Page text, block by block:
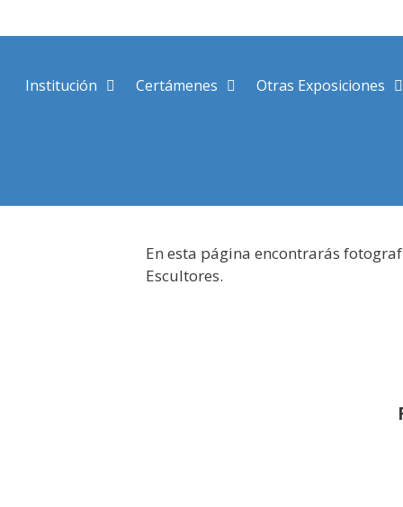
al
Institución Certámenes Otras Exposiciones
En esta página encontrarás
Escultores.